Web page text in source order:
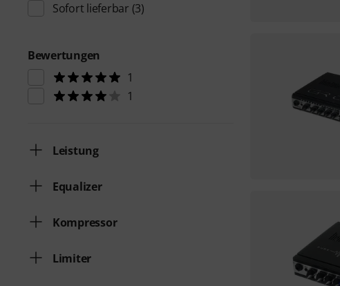
Sofort lieferbar (3)
Bewertungen
1
1
Leistung
Equalizer
Kompressor
Limiter